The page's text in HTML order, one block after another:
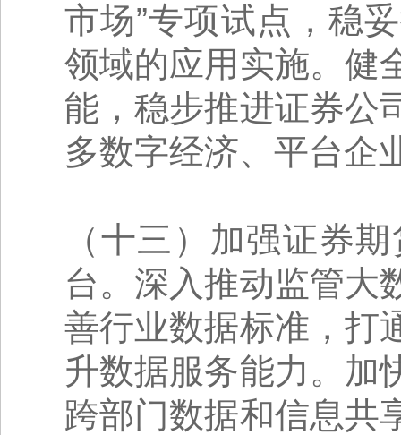
市场”专项试点，稳
领域的应用实施。健
能，稳步推进证券公
多数字经济、平台企
（十三）加强证券
台。深入推动监管大
善行业数据标准，打
升数据服务能力。加
跨部门数据和信息共